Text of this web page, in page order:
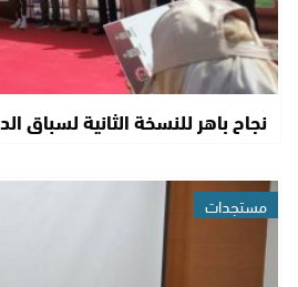
نجاح باهر للنسخة الثانية لسباق
مستجدات